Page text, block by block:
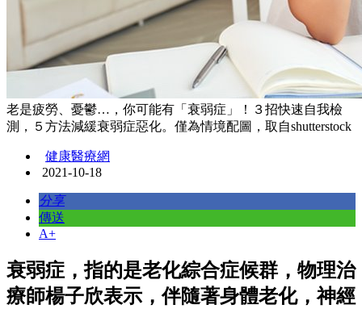
老是疲勞、憂鬱…，你可能有「衰弱症」！３招快速自我檢
測，５方法減緩衰弱症惡化。僅為情境配圖，取自shutterstock
健康醫療網
2021-10-18
分享
傳送
A+
衰弱症，指的是老化綜合症候群，物理治
療師楊子欣表示，伴隨著身體老化，神經